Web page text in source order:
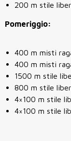
200 m stile
Pomeriggio:
400 m misti
400 m misti
1500 m stile
800 m stile
4×100 m stile
4×100 m stile